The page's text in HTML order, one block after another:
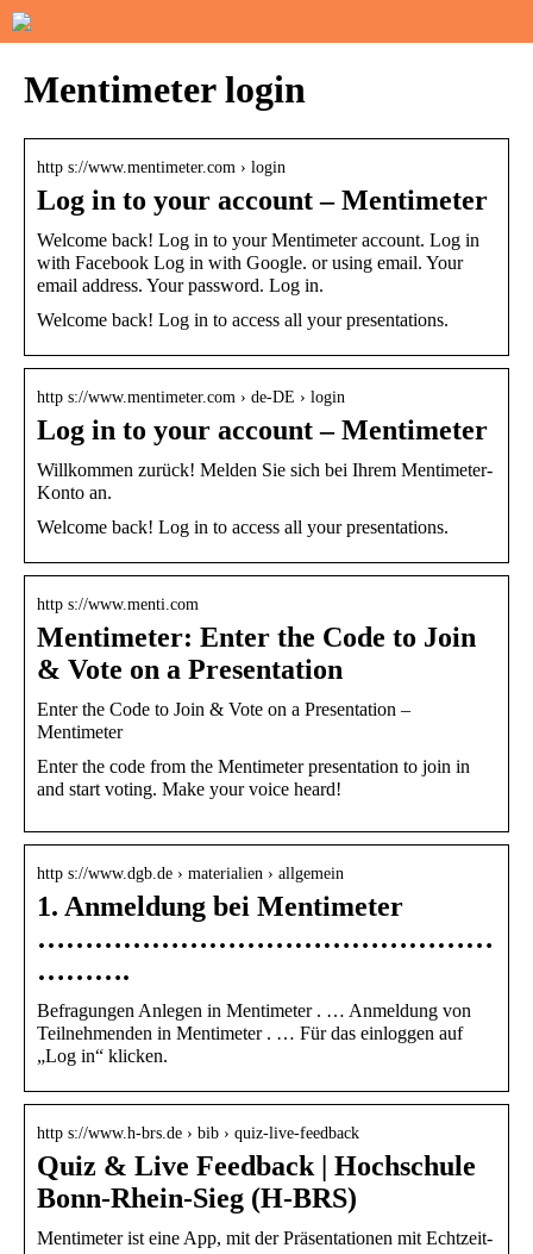
Mentimeter login
http s://www.mentimeter.com › login
Log in to your account – Mentimeter
Welcome back! Log in to your Mentimeter account. Log in
with Facebook Log in with Google. or using email. Your
email address. Your password. Log in.
Welcome back! Log in to access all your presentations.
http s://www.mentimeter.com › de-DE › login
Log in to your account – Mentimeter
Willkommen zurück! Melden Sie sich bei Ihrem Mentimeter-
Konto an.
Welcome back! Log in to access all your presentations.
http s://www.menti.com
Mentimeter: Enter the Code to Join
& Vote on a Presentation
Enter the Code to Join & Vote on a Presentation –
Mentimeter
Enter the code from the Mentimeter presentation to join in
and start voting. Make your voice heard!
http s://www.dgb.de › materialien › allgemein
1. Anmeldung bei Mentimeter
…………………………………………
……….
Befragungen Anlegen in Mentimeter . … Anmeldung von
Teilnehmenden in Mentimeter . … Für das einloggen auf
„Log in“ klicken.
http s://www.h-brs.de › bib › quiz-live-feedback
Quiz & Live Feedback | Hochschule
Bonn-Rhein-Sieg (H-BRS)
Mentimeter ist eine App, mit der Präsentationen mit Echtzeit-